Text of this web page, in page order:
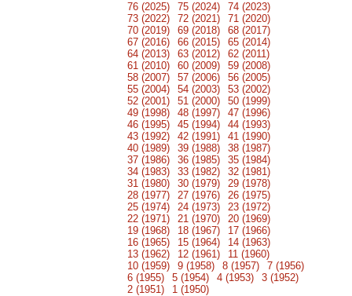
76 (2025) 75 (2024)
74 (2023)
73 (2022)
72 (2021)
71 (2020)
70 (2019)
69 (2018)
68 (2017)
67 (2016)
66 (2015)
65 (2014)
64 (2013)
63 (2012)
62 (2011)
61 (2010)
60 (2009)
59 (2008)
58 (2007)
57 (2006)
56 (2005)
55 (2004)
54 (2003)
53 (2002)
52 (2001)
51 (2000)
50 (1999)
49 (1998)
48 (1997)
47 (1996)
46 (1995)
45 (1994)
44 (1993)
43 (1992)
42 (1991)
41 (1990)
40 (1989)
39 (1988)
38 (1987)
37 (1986)
36 (1985)
35 (1984)
34 (1983)
33 (1982)
32 (1981)
31 (1980)
30 (1979)
29 (1978)
28 (1977)
27 (1976)
26 (1975)
25 (1974)
24 (1973)
23 (1972)
22 (1971)
21 (1970)
20 (1969)
19 (1968)
18 (1967)
17 (1966)
16 (1965)
15 (1964)
14 (1963)
13 (1962)
12 (1961)
11 (1960)
10 (1959)
9 (1958) 8 (1957)
7 (1956)
6 (1955)
5 (1954) 4 (1953)
3 (1952)
2 (1951)
1 (1950)